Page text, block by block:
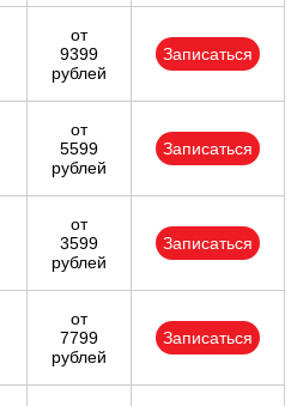
от
9399
рублей
Записаться
от
5599
рублей
Записаться
от
3599
рублей
Записаться
от
7799
рублей
Записаться